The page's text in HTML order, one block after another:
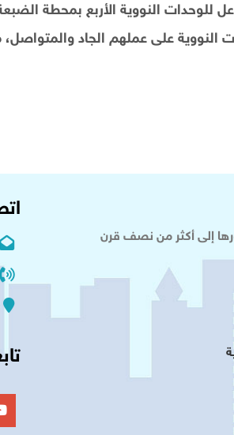
للوحدات النووية الأربع بمحطة
النووية على عملهم الجاد
إلى أكثر من نصف قرن